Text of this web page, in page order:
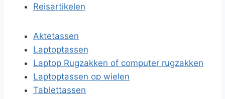
Reisartikelen
Aktetassen
Laptoptassen
Laptop Rugzakken of computer rugzakken
Laptoptassen op wielen
Tablettassen